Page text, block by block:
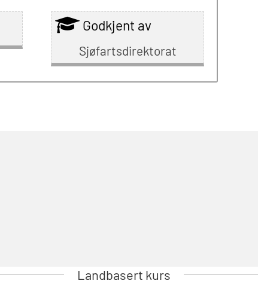
Godkjent av
Sjøfartsdirektorat
Landbasert kurs